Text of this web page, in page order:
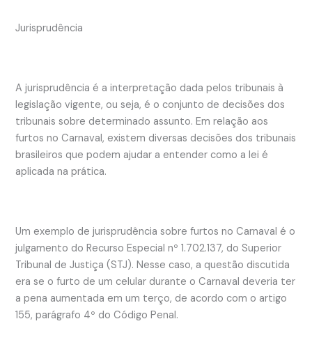
Jurisprudência
A jurisprudência é a interpretação dada pelos tribunais à
legislação vigente, ou seja, é o conjunto de decisões dos
tribunais sobre determinado assunto. Em relação aos
furtos no Carnaval, existem diversas decisões dos tribunais
brasileiros que podem ajudar a entender como a lei é
aplicada na prática.
Um exemplo de jurisprudência sobre furtos no Carnaval é o
julgamento do Recurso Especial nº 1.702.137, do Superior
Tribunal de Justiça (STJ). Nesse caso, a questão discutida
era se o furto de um celular durante o Carnaval deveria ter
a pena aumentada em um terço, de acordo com o artigo
155, parágrafo 4º do Código Penal.